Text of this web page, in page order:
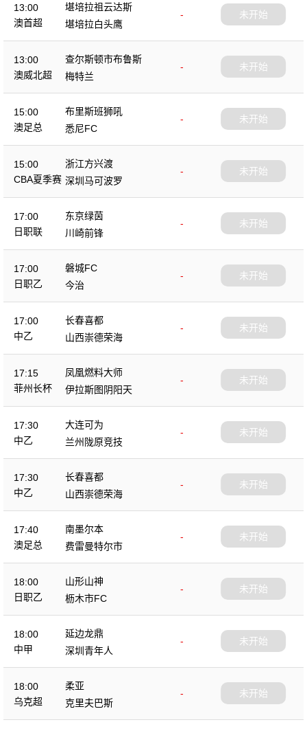
13:00
澳首超
堪培拉祖云达斯
-
堪培拉白头鹰
未开始
13:00
澳威北超
查尔斯顿市布鲁斯
-
梅特兰
未开始
15:00
澳足总
布里斯班狮吼
-
悉尼FC
未开始
15:00
CBA夏季赛
浙江方兴渡
-
深圳马可波罗
未开始
17:00
日职联
东京绿茵
-
川崎前锋
未开始
17:00
日职乙
磐城FC
-
今治
未开始
17:00
中乙
长春喜都
-
山西崇德荣海
未开始
17:15
菲州长杯
凤凰燃料大师
-
伊拉斯图阴阳天
未开始
17:30
中乙
大连可为
-
兰州陇原竞技
未开始
17:30
中乙
长春喜都
-
山西崇德荣海
未开始
17:40
澳足总
南墨尔本
-
费雷曼特尔市
未开始
18:00
日职乙
山形山神
-
枥木市FC
未开始
18:00
中甲
延边龙鼎
-
深圳青年人
未开始
18:00
乌克超
柔亚
-
克里夫巴斯
未开始